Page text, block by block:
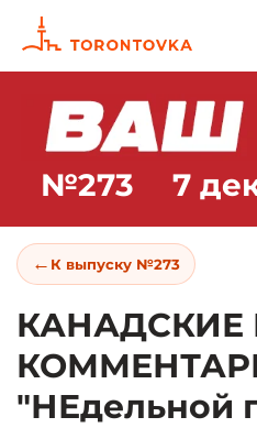
№273 7
← К выпуску №273
КАНАДСКИЕ
"НЕдельной